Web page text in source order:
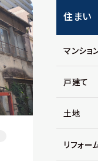
住まい
マンショ
戸建て
土地
リフォー